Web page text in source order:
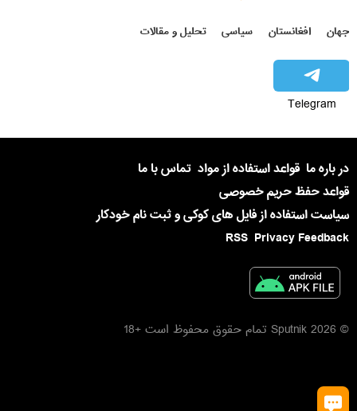
جهان افغانستان سیاسی تحلیل و مقالات
Telegram
در باره ما قواعد استفاده از مواد تماس با ما
قواعد حفظ حریم خصوصی
سیاست استفاده از فایل های کوکی و ثبت نام خودکار
Privacy Feedback
RSS
© 2026 Sputnik تمام حقوق محفوظ است +18